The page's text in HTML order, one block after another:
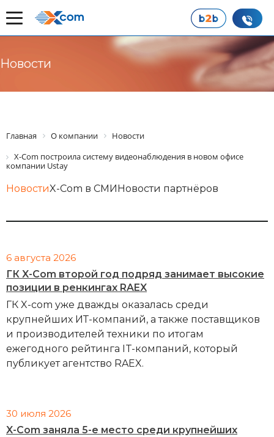
Новости
Главная О компании
Новости
X-Com построила систему видеонаблюдения в новом офисе
компании Ustay
НовостиX-Com в СМИНовости партнёров
6 августа 2026
ГК X-Com второй год подряд занимает высокие
позиции в ренкингах RAEX
ГК X-com уже дважды оказалась среди
крупнейших ИТ-компаний, а также поставщиков
и производителей техники по итогам
ежегодного рейтинга IT-компаний, который
публикует агентство RAEX.
30 июля 2026
X-Com заняла 5-е место среди крупнейших